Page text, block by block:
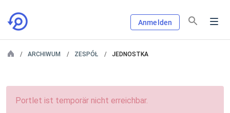
Anmelden
ARCHIWUM ZESPÓŁ JEDNOSTKA
Portlet ist temporär nicht erreichbar.